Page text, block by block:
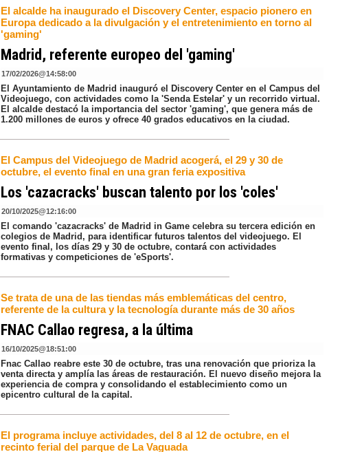
El alcalde ha inaugurado el Discovery Center, espacio pionero en
Europa dedicado a la divulgación y el entretenimiento en torno al
'gaming'
Madrid, referente europeo del 'gaming'
17/02/2026@14:58:00
El Ayuntamiento de Madrid inauguró el Discovery Center en el Campus del
Videojuego, con actividades como la 'Senda Estelar' y un recorrido virtual.
El alcalde destacó la importancia del sector 'gaming', que genera más de
1.200 millones de euros y ofrece 40 grados educativos en la ciudad.
El Campus del Videojuego de Madrid acogerá, el 29 y 30 de
octubre, el evento final en una gran feria expositiva
Los 'cazacracks' buscan talento por los 'coles'
20/10/2025@12:16:00
El comando 'cazacracks' de Madrid in Game celebra su tercera edición en
colegios de Madrid, para identificar futuros talentos del videojuego. El
evento final, los días 29 y 30 de octubre, contará con actividades
formativas y competiciones de 'eSports'.
Se trata de una de las tiendas más emblemáticas del centro,
referente de la cultura y la tecnología durante más de 30 años
FNAC Callao regresa, a la última
16/10/2025@18:51:00
Fnac Callao reabre este 30 de octubre, tras una renovación que prioriza la
venta directa y amplía las áreas de restauración. El nuevo diseño mejora la
experiencia de compra y consolidando el establecimiento como un
epicentro cultural de la capital.
El programa incluye actividades, del 8 al 12 de octubre, en el
recinto ferial del parque de La Vaguada